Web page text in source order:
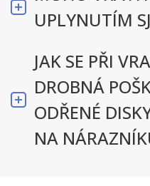
UPLYNUTÍM
JAK SE PŘI
DROBNÁ
ODŘENÉ
NA